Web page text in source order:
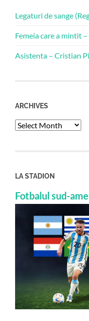
Legaturi de sange
Femeia care a mintit
Asistenta – Cristian
ARCHIVES
Archives
LA STADION
Fotbalul sud-